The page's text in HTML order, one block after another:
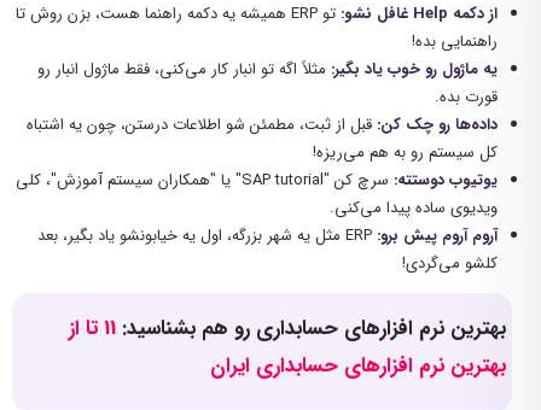
از دکمه Help غافل نشو:
تو ERP همیشه یه دکمه راهنما هست، بزن روش تا
راهنمایی بده!
یه ماژول رو خوب یاد بگیر: مثلاً اگه تو انبار کار می‌کنی، فقط ماژول انبار رو
قورت بده.
داده‌ها رو چک کن: قبل از ثبت، مطمئن شو اطلاعات درستن، چون یه اشتباه
کل سیستم رو به هم می‌ریزه!
یوتیوب دوستته:
سرچ کن "SAP tutorial" یا "همکاران سیستم آموزش"، کلی
ویدیوی ساده پیدا می‌کنی.
آروم آروم پیش برو:
ERP مثل یه شهر بزرگه، اول یه خیابونشو یاد بگیر، بعد
کلشو می‌گردی!
بهترین نرم افزارهای حسابداری رو هم بشناسید: 11 تا از
بهترین نرم افزارهای حسابداری ایران